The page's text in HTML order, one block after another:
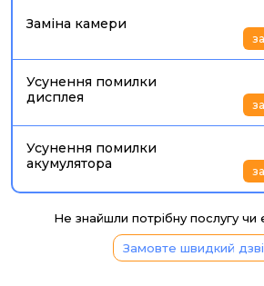
Заміна камери
Усунення помилки
дисплея
Усунення помилки
акумулятора
Не знайшли потрібну послугу чи
Замовте швидкий